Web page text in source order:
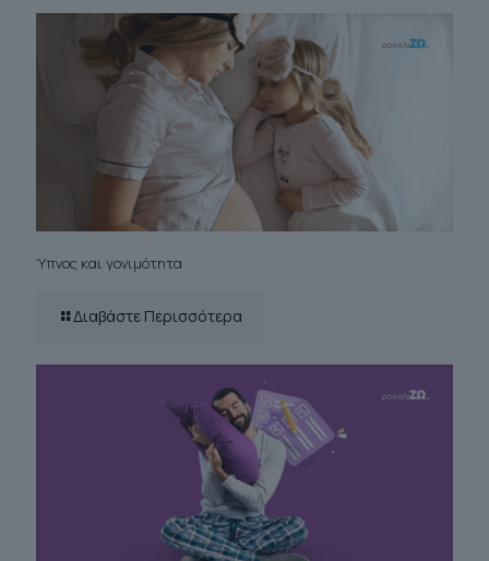
Ύπνος και γονιμότητα
Διαβάστε Περισσότερα